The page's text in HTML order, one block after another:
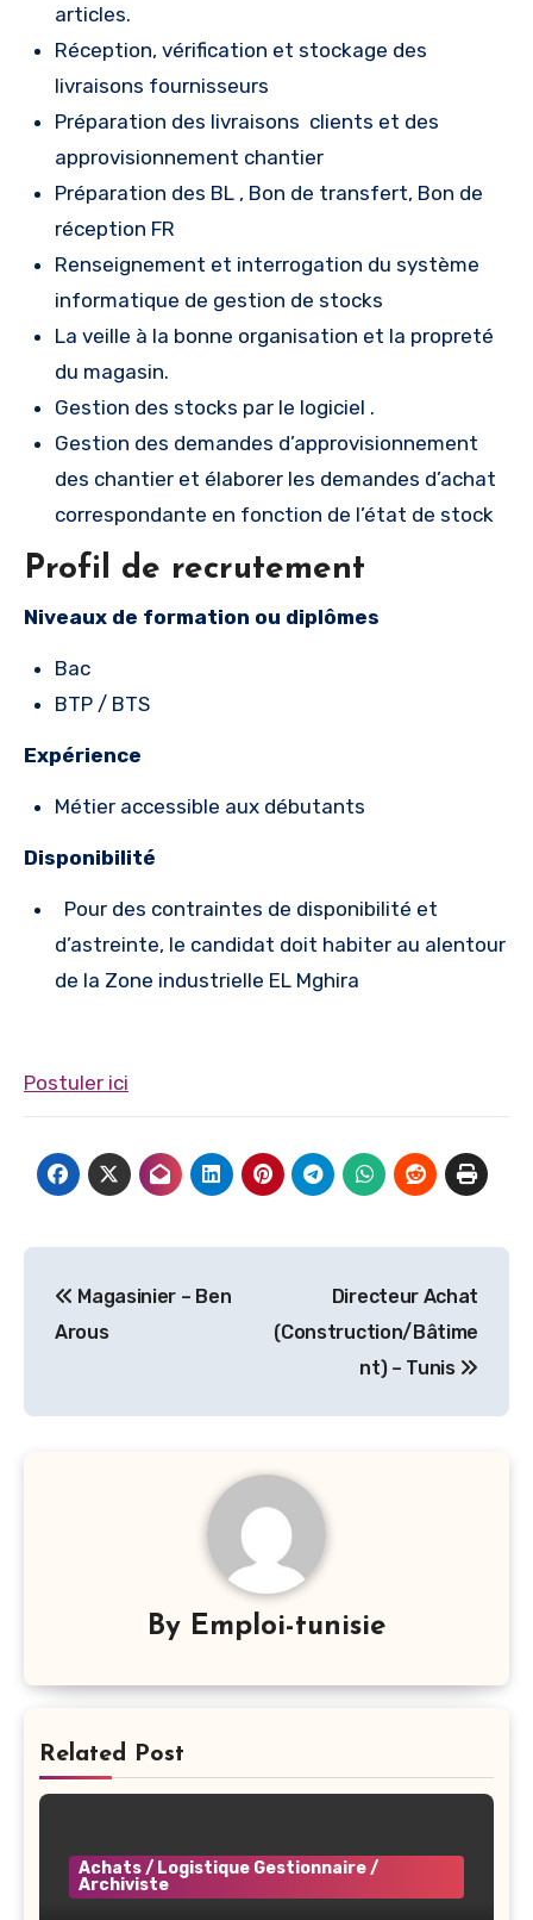
articles.
Réception, vérification et stockage des
livraisons fournisseurs
Préparation des livraisons clients et des
approvisionnement chantier
Préparation des BL , Bon de transfert, Bon de
réception FR
Renseignement et interrogation du système
informatique de gestion de stocks
La veille à la bonne organisation et la propreté
du magasin.
Gestion des stocks par le logiciel .
Gestion des demandes d’approvisionnement
des chantier et élaborer les demandes d’achat
correspondante en fonction de l’état de stock
Profil de recrutement
Niveaux de formation ou diplômes
Bac
BTP / BTS
Expérience
Métier accessible aux débutants
Disponibilité
Pour des contraintes de disponibilité et
d’astreinte, le candidat doit habiter au alentour
de la Zone industrielle EL Mghira
Postuler ici
de
Magasinier – Ben
Arous
Directeur Achat
(Construction/Bâtime
nt) – Tunis
By Emploi-tunisie
Related Post
Achats / Logistique Gestionnaire /
Archiviste